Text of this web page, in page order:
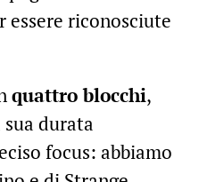
riconosciute
quattro blocchi,
durata
focus: abbiamo